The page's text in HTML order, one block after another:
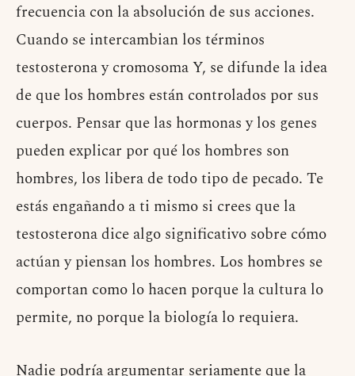
frecuencia con la absolución de sus acciones.
Cuando se intercambian los términos
testosterona y cromosoma Y, se difunde la idea
de que los hombres están controlados por sus
cuerpos. Pensar que las hormonas y los genes
pueden explicar por qué los hombres son
hombres, los libera de todo tipo de pecado. Te
estás engañando a ti mismo si crees que la
testosterona dice algo significativo sobre cómo
actúan y piensan los hombres. Los hombres se
comportan como lo hacen porque la cultura lo
permite, no porque la biología lo requiera.
Nadie podría argumentar seriamente que la